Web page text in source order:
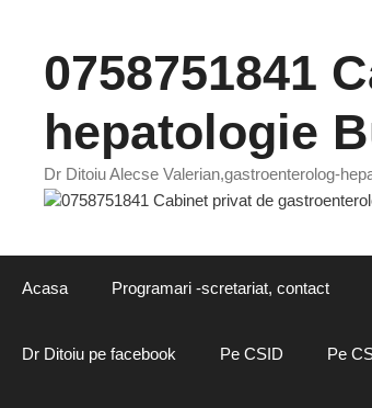
conținut0758751841
hepatologie
Dr Ditoiu Alecse Valerian,gastroenterolog-
Acasa Programari -scretariat, contact
Dr Ditoiu pe facebook Pe CSID Pe